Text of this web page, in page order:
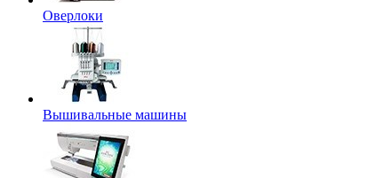
Оверлоки
Вышивальные машины